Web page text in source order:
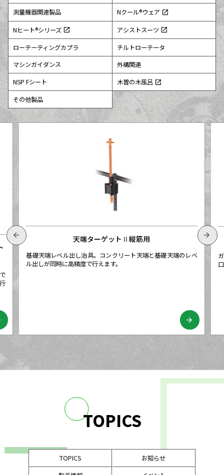
測量機器関連製品
Nクール®ウェア open_in_new
Nヒート®シリーズ open_in_new アシストスーツ open_in_new
ローテーティングカプラ
チルトローテータ
マシンガイダンス
外構関連
NSP Fシート
木曽の木風呂 open_in_new
その他製品
天端ターゲットⅡ縦筋用
基礎天端レベル出し治具。コンクリート天端と基礎天端のレベ
ル出しが同時に高精度で行えます。
arrow_forward
arrow_back arrow_forward
TOPICS
TOPICS
お知らせ